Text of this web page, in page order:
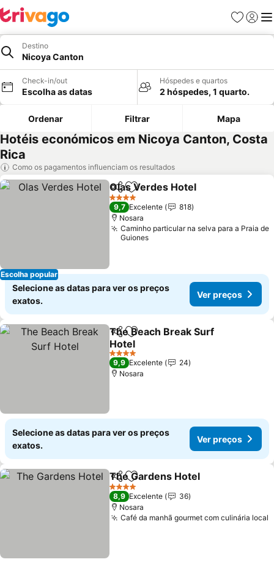
Favoritos
Iniciar
Destino
Nicoya Canton
Check-in/out
Escolha as datas
Hóspedes e quartos
2 hóspedes, 1 quarto.
Ordenar Filtrar Mapa
Hotéis económicos em Nicoya Canton, Costa
Rica
Como os pagamentos influenciam os resultados
Escolha popular
PartilharAdicionar aos favoritos
Olas Verdes Hotel
4 Estrelas
9,7 Excelente
818
Nosara
Caminho particular na selva para a Praia de
Guiones
Selecione as datas para ver os preços
exatos.
Ver preços
PartilharAdicionar aos favoritos
The Beach Break Surf
Hotel
Ver preços
4 Estrelas
9,9 Excelente
24
Nosara
Selecione as datas para ver os preços
exatos.
Ver preços
PartilharAdicionar aos favoritos
The Gardens Hotel
4 Estrelas
8,9 Excelente
36
Nosara
Café da manhã gourmet com culinária local